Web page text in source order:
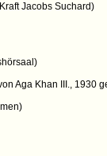
Jacobs Suchard)
Aga Khan III., 1930